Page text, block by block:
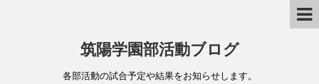
筑陽学園部活動ブログ
各部活動の試合予定や結果をお知らせします。